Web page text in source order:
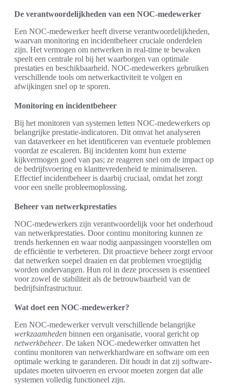
De verantwoordelijkheden van een NOC-medewerker
Een NOC-medewerker heeft diverse verantwoordelijkheden,
waarvan monitoring en incidentbeheer cruciale onderdelen
zijn. Het vermogen om netwerken in real-time te bewaken
speelt een centrale rol bij het waarborgen van optimale
prestaties en beschikbaarheid. NOC-medewerkers gebruiken
verschillende tools om netwerkactiviteit te volgen en
afwijkingen snel op te sporen.
Monitoring en incidentbeheer
Bij het monitoren van systemen letten NOC-medewerkers op
belangrijke prestatie-indicatoren. Dit omvat het analyseren
van dataverkeer en het identificeren van eventuele problemen
voordat ze escaleren. Bij incidenten komt hun externe
kijkvermogen goed van pas; ze reageren snel om de impact op
de bedrijfsvoering en klanttevredenheid te minimaliseren.
Effectief incidentbeheer is daarbij cruciaal, omdat het zorgt
voor een snelle probleemoplossing.
Beheer van netwerkprestaties
NOC-medewerkers zijn verantwoordelijk voor het onderhoud
van netwerkprestaties. Door continu monitoring kunnen ze
trends herkennen en waar nodig aanpassingen voorstellen om
de efficiëntie te verbeteren. Dit proactieve beheer zorgt ervoor
dat netwerken soepel draaien en dat problemen vroegtijdig
worden ondervangen. Hun rol in deze processen is essentieel
voor zowel de stabiliteit als de betrouwbaarheid van de
bedrijfsinfrastructuur.
Wat doet een NOC-medewerker?
Een NOC-medewerker vervult verschillende belangrijke
werkzaamheden binnen een organisatie, vooral gericht op
netwerkbeheer. De taken NOC-medewerker omvatten het
continu monitoren van netwerkhardware en software om een
optimale werking te garanderen. Dit houdt in dat zij software-
updates moeten uitvoeren en ervoor moeten zorgen dat alle
systemen volledig functioneel zijn.